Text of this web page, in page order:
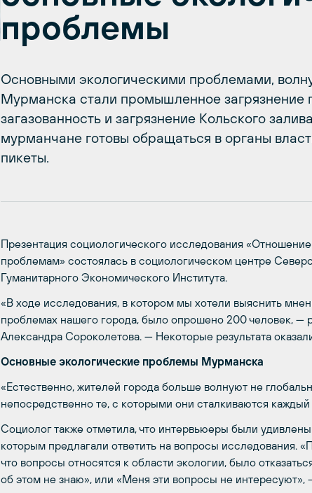
проблемы
Основными экологическими проблемами,
Мурманска стали промышленное загрязнение
загазованность и загрязнение Кольского
мурманчане готовы обращаться в органы
пикеты.
Презентация социологического исследования
проблемам» состоялась в социологическом центре
Гуманитарного Экономического Института.
«В ходе исследования, в котором мы хотели выяснить
проблемах нашего города, было опрошено 200 человек, —
Александра Сороколетова. — Некоторые результата
Основные экологические проблемы Мурманска
«Естественно, жителей города больше волнуют не
непосредственно те, с которыми они сталкиваются каждый
Социолог также отметила, что интервьюеры были
которым предлагали ответить на вопросы исследования.
что вопросы относятся к области экологии, было
об этом не знаю», или «Меня эти вопросы не интересуют»,